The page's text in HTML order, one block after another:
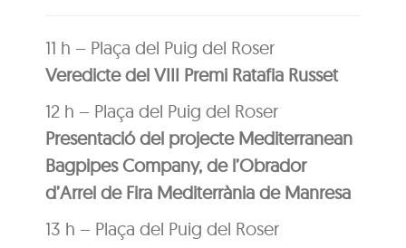
11 h – Plaça del Puig del Roser
Veredicte del VIII Premi Ratafia Russet
12 h – Plaça del Puig del Roser
Presentació del projecte Mediterranean
Bagpipes Company, de l’Obrador
d’Arrel de Fira Mediterrània de Manresa
13 h – Plaça del Puig del Roser